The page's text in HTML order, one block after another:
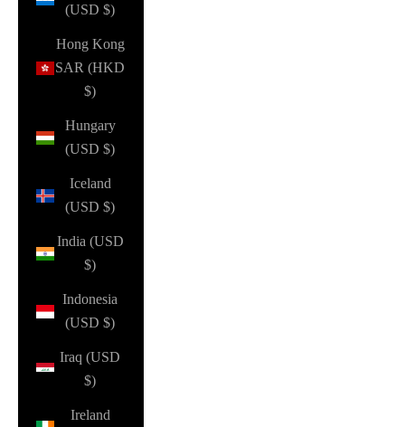
(USD $)
Hong Kong
SAR (HKD
$)
Hungary
(USD $)
Iceland
(USD $)
India (USD
$)
Indonesia
(USD $)
Iraq (USD
$)
Ireland